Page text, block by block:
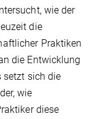
wie der
die
Praktiken
die Entwicklung
setzt sich die
wie
diese